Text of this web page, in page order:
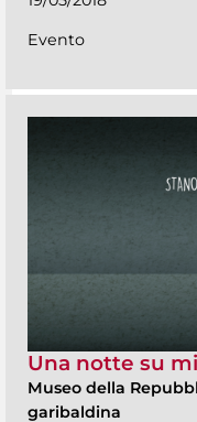
Evento
Una notte su
Museo della
garibaldina